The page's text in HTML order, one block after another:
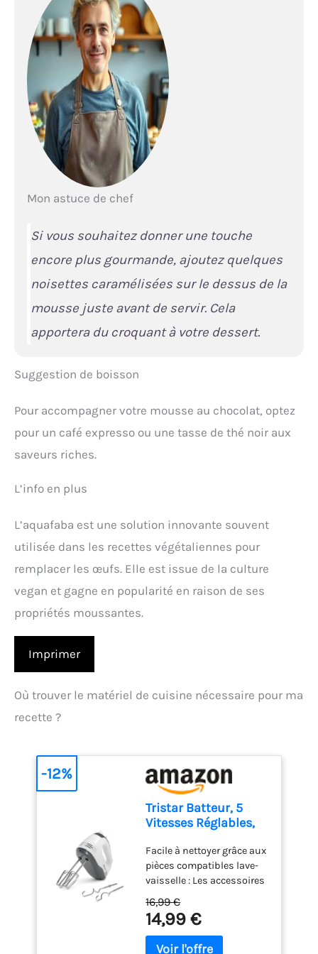
Mon astuce de chef
Si vous souhaitez donner une touche
encore plus gourmande, ajoutez quelques
noisettes caramélisées sur le dessus de la
mousse juste avant de servir. Cela
apportera du croquant à votre dessert.
Suggestion de boisson
Pour accompagner votre mousse au chocolat, optez
pour un café expresso ou une tasse de thé noir aux
saveurs riches.
L’info en plus
L’aquafaba est une solution innovante souvent
utilisée dans les recettes végétaliennes pour
remplacer les œufs. Elle est issue de la culture
vegan et gagne en popularité en raison de ses
propriétés moussantes.
Imprimer
Où trouver le matériel de cuisine nécessaire pour ma
recette ?
Tristar Batteur, 5
Vitesses Réglables,
Ergonomique, Fouets
et Crochets Inox,
Pièces Compatibles
Lave-Vaisselle, Sans
BPA, Compact et
Pratique, Avec
Bouton Éjecteur, MX-
Facile à nettoyer grâce aux
pièces compatibles lave-
vaisselle : Les accessoires
en acier inoxydable,
comme les crochets et
fouets, sont détachables
et lavables au lave-
16,99 €
14,99 €
-12%